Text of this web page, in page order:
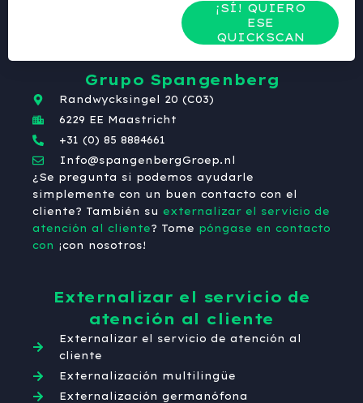
¡SÍ! QUIERO
ESE
QUICKSCAN
Grupo Spangenberg
Randwycksingel 20 (C03)
6229 EE Maastricht
+31 (0) 85 8884661
Info@spangenbergGroep.nl
¿Se pregunta si podemos ayudarle
simplemente con un buen contacto con el
cliente? También su externalizar el servicio de
atención al cliente? Tome póngase en contacto
con ¡con nosotros!
Externalizar el servicio de
atención al cliente
Externalizar el servicio de atención al
cliente
Externalización multilingüe
Externalización germanófona